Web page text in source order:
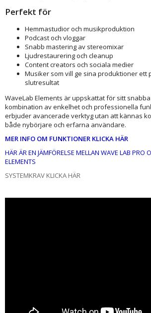
Perfekt för
Hemmastudior och musikproduktion
Podcast och vloggar
Snabb mastering av stereomixar
Ljudrestaurering och cleanup
Content creators och sociala medier
Musiker som vill ge sina produktioner ett
slutresultat
WaveLab Elements är uppskattat för sitt
kombination av enkelhet och professionella
erbjuder avancerade verktyg utan att kännas
både nybörjare och erfarna användare.
MER INFO OM FUNKTIONER KLICKA HÄR
HÄR ÄR EN JÄMFÖRELSE MELLAN WAVE LAB PRO
ELEMENTS
SYSTEMKRAV KLICKA HÄR